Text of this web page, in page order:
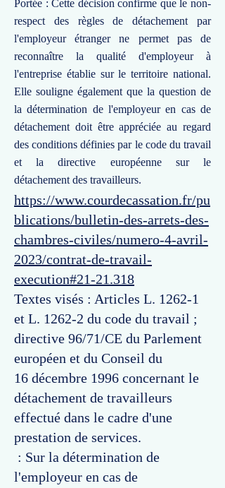
Portée : Cette décision confirme que le non-
respect des règles de détachement par
l'employeur étranger ne permet pas de
reconnaître la qualité d'employeur à
l'entreprise établie sur le territoire national.
Elle souligne également que la question de
la détermination de l'employeur en cas de
détachement doit être appréciée au regard
des conditions définies par le code du travail
et la directive européenne sur le
détachement des travailleurs.
https://www.courdecassation.fr/pu
blications/bulletin-des-arrets-des-
chambres-civiles/numero-4-avril-
2023/contrat-de-travail-
execution#21-21.318
Textes visés : Articles L. 1262-1
et L. 1262-2 du code du travail ;
directive 96/71/CE du Parlement
européen et du Conseil du
16 décembre 1996 concernant le
détachement de travailleurs
effectué dans le cadre d'une
prestation de services.
: Sur la détermination de
l'employeur en cas de